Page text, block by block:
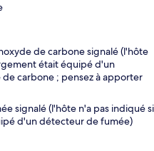
de carbone signalé (l'hôte
était équipé d'un
carbone ; pensez à apporter
signalé (l'hôte n'a pas indiqué si
d'un détecteur de fumée)